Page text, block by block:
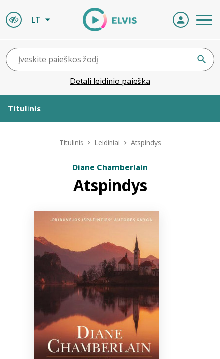
LT
Detali leidinio paieška
Titulinis
Bibliotekoms
+370 667 80 541
Titulinis Leidiniai Atspindys
Diane Chamberlain
Atspindys